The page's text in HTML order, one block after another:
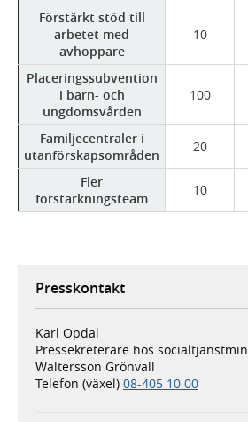
Förstärkt stöd till
arbetet med
avhoppare
10
Placeringssubvention
i barn- och
ungdomsvården
100
Familjecentraler i
utanförskapsområden
20
Fler
förstärkningsteam
10
Presskontakt
Karl Opdal
Pressekreterare hos
Waltersson Grönvall
Telefon (växel) 08-405 10 00